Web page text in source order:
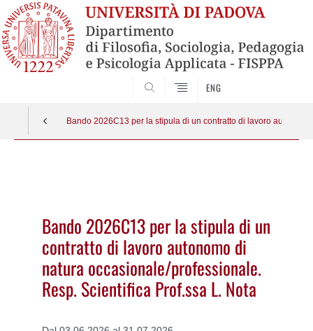
ENG
Bando 2026C13 per la stipula di un contratto di lavoro
Bando 2026C13 per la stipula di un
contratto di lavoro autonomo di
natura occasionale/professionale.
Resp. Scientifica Prof.ssa L. Nota